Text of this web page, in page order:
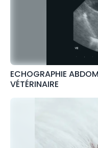
ECHOGRAPHIE
VÉTÉRINAIRE